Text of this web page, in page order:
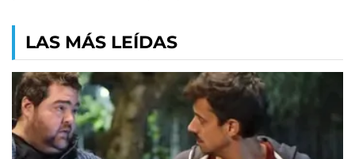
LAS MÁS LEÍDAS